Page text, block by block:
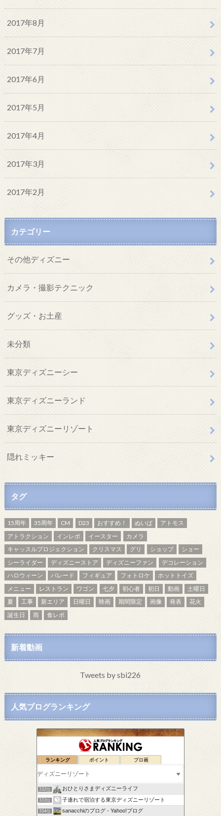
2017年8月
2017年7月
2017年6月
2017年5月
2017年4月
2017年3月
2017年2月
カテゴリー
その他ディズニー
カメラ・撮影テクニック
グッズ・お土産
未分類
東京ディズニーシー
東京ディズニーランド
東京ディズニーリゾート
隠れミッキー
タグ
15周年 35周年 CM D23 おすすめ！ ぬいば
アトモス
アトラクション
インレポ イースター
カメラ
キャッスルプロジェクション
クリスマス グリ ショップ
ショー
シーライダー
ディズニーストア ディズニーファン
デコレーション
ハロウィーン
パレード フィギュア フォトロケ
ホットトイズ
メニュー
レストラン ワゴン 七夕 初心者 初日 動画
土曜日
夏
工事 新エリア 日曜日 映画 期間限定 画像 発表
花火
誕生日
雨 食レポ
新着動画
Tweets by sbi226
人気ブログランキング
ランキング ポイント ブロ画
331位 みーたん主婦のコスパ大好き日記
332位 おひとりさまディズニーライフ
333位 子連れで宿泊する東京ディズニーリゾート
334位 sanacchiのブログ - Yahoo!ブログ